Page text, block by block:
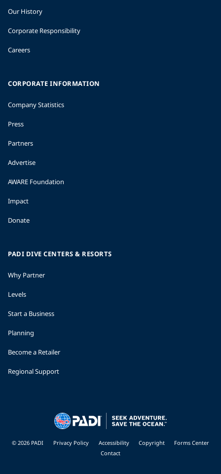
Our History
Corporate Responsibility
Careers
CORPORATE INFORMATION
Company Statistics
Press
Partners
Advertise
AWARE Foundation
Impact
Donate
PADI DIVE CENTERS & RESORTS
Why Partner
Levels
Start a Business
Planning
Become a Retailer
Regional Support
© 2026 PADI Privacy Policy Accessibility Copyright
Forms Center
Contact